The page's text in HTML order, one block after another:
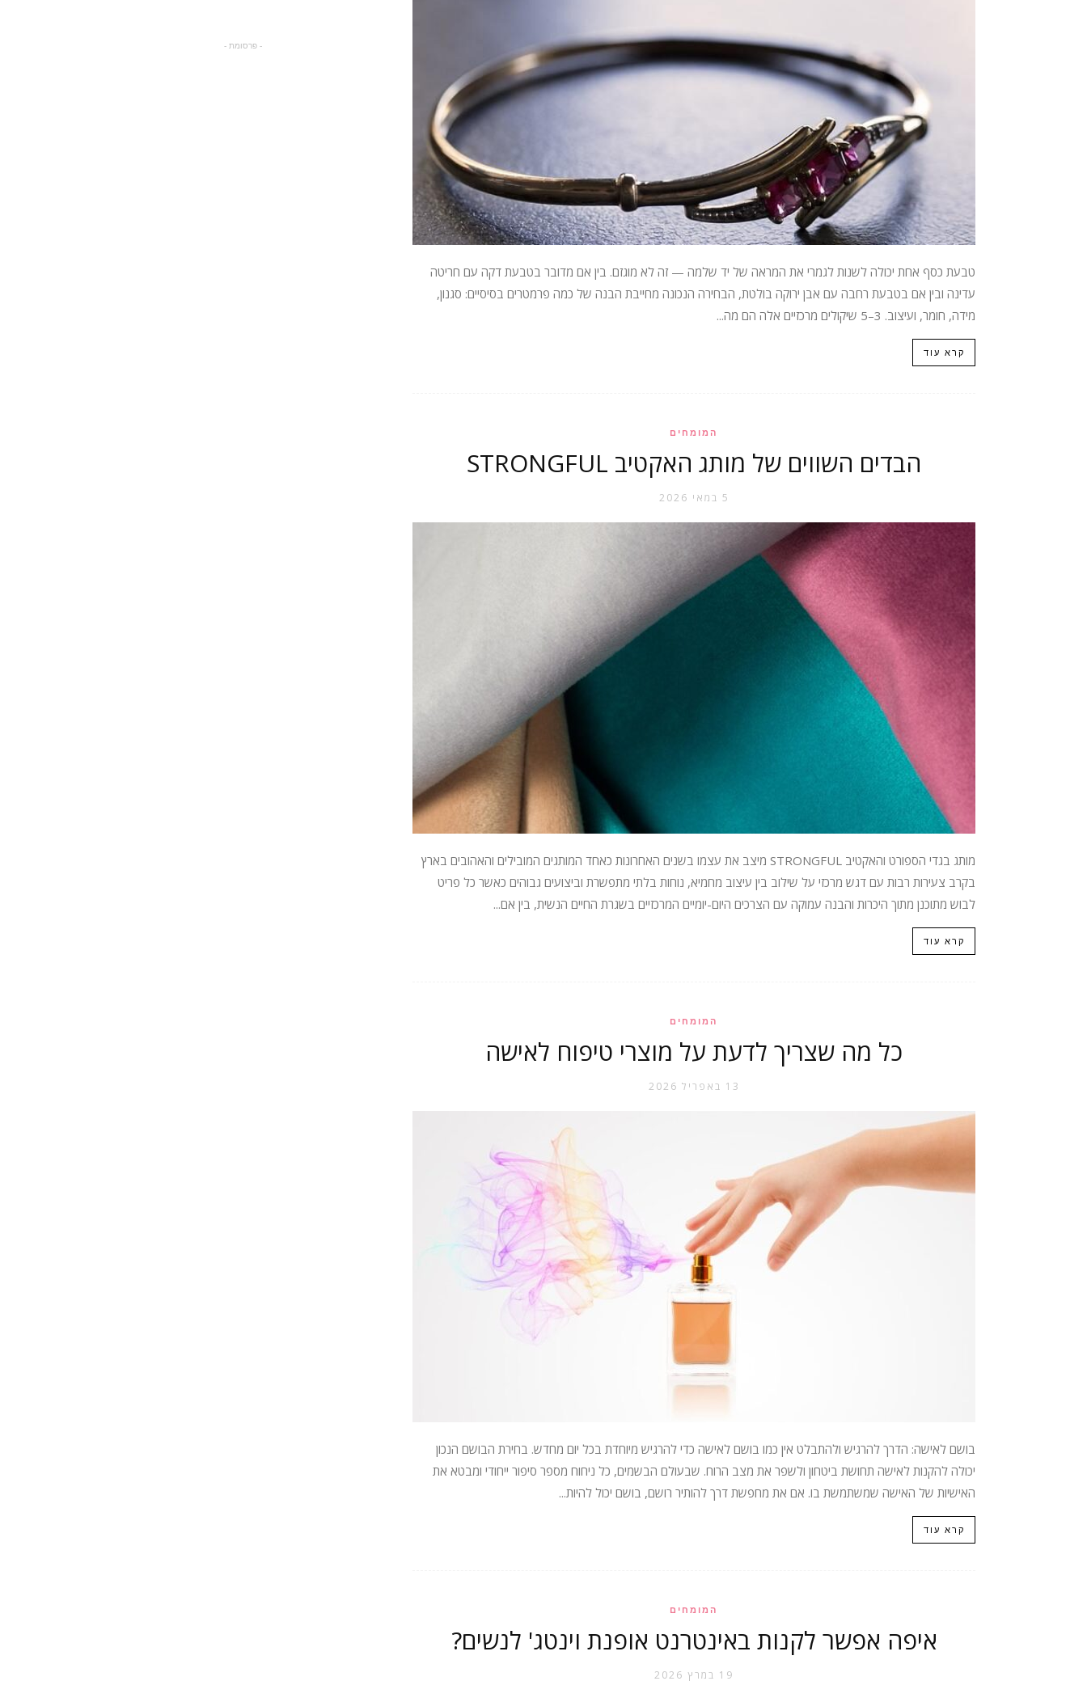
טבעת כסף אחת יכולה לשנות לגמרי את המראה של יד שלמה — זה לא מוגזם. בין אם מדובר בטבעת דקה עם חריטה
עדינה ובין אם בטבעת רחבה עם אבן ירוקה בולטת, הבחירה הנכונה מחייבת הבנה של כמה פרמטרים בסיסיים: סגנון,
מידה, חומר, ועיצוב. 3–5 שיקולים מרכזיים אלה הם מה...
קרא עוד
המומחים
הבדים השווים של מותג האקטיב STRONGFUL
5 במאי 2026
מותג בגדי הספורט והאקטיב STRONGFUL מיצב את עצמו בשנים האחרונות כאחד המותגים המובילים והאהובים בארץ
בקרב צעירות רבות עם דגש מרכזי על שילוב בין עיצוב מחמיא, נוחות בלתי מתפשרת וביצועים גבוהים כאשר כל פריט
לבוש מתוכנן מתוך היכרות והבנה עמוקה עם הצרכים היום-יומיים המרכזיים בשגרת החיים הנשית, בין אם...
קרא עוד
המומחים
כל מה שצריך לדעת על מוצרי טיפוח לאישה
13 באפריל 2026
בושם לאישה: הדרך להרגיש ולהתבלט אין כמו בושם לאישה כדי להרגיש מיוחדת בכל יום מחדש. בחירת הבושם הנכון
יכולה להקנות לאישה תחושת ביטחון ולשפר את מצב הרוח. שבעולם הבשמים, כל ניחוח מספר סיפור ייחודי ומבטא את
האישיות של האישה שמשתמשת בו. אם את מחפשת דרך להותיר רושם, בושם יכול להיות...
קרא עוד
המומחים
איפה אפשר לקנות באינטרנט אופנת וינטג' לנשים?
19 במרץ 2026
- פרסומת -